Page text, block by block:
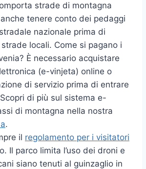
strade di montagna
tenere conto dei pedaggi
nazionale prima di
locali. Come si pagano i
È necessario acquistare
(e-vinjeta) online o
di servizio prima di entrare
di più sul sistema e-
di montagna nella nostra
.
il regolamento per i visitatori
Il parco limita l’uso dei droni e
siano tenuti al guinzaglio in